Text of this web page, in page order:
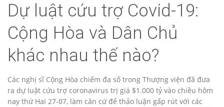
Dự luật cứu trợ Covid-19:
Cộng Hòa và Dân Chủ
khác nhau thế nào?
Các nghị sĩ Cộng Hòa chiếm đa số trong Thượng viện đã đưa
ra dự luật cứu trợ coronavirus trị giá $1.000 tỷ vào chiều hôm
nay thứ Hai 27-07, làm căn cứ để thảo luận gấp rút với các